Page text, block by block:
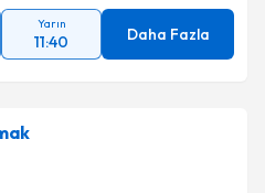
Yarın
11:40 Daha Fazla